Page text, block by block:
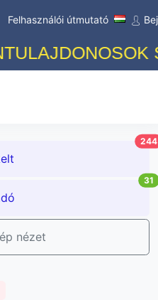
Felhasználói útmutató
244
31
nézet